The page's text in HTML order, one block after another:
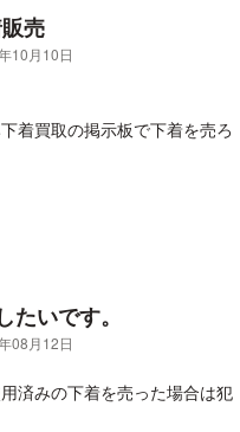
売
10月10日
着買取の掲示板で下着を売ろ
ています。しかし高校生であ
絡が行くことや保護者にその
ょうか。
いです。
08月12日
済みの下着を売った場合は犯